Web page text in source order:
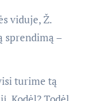
viduje, Ž.
sprendimą –
turime tą